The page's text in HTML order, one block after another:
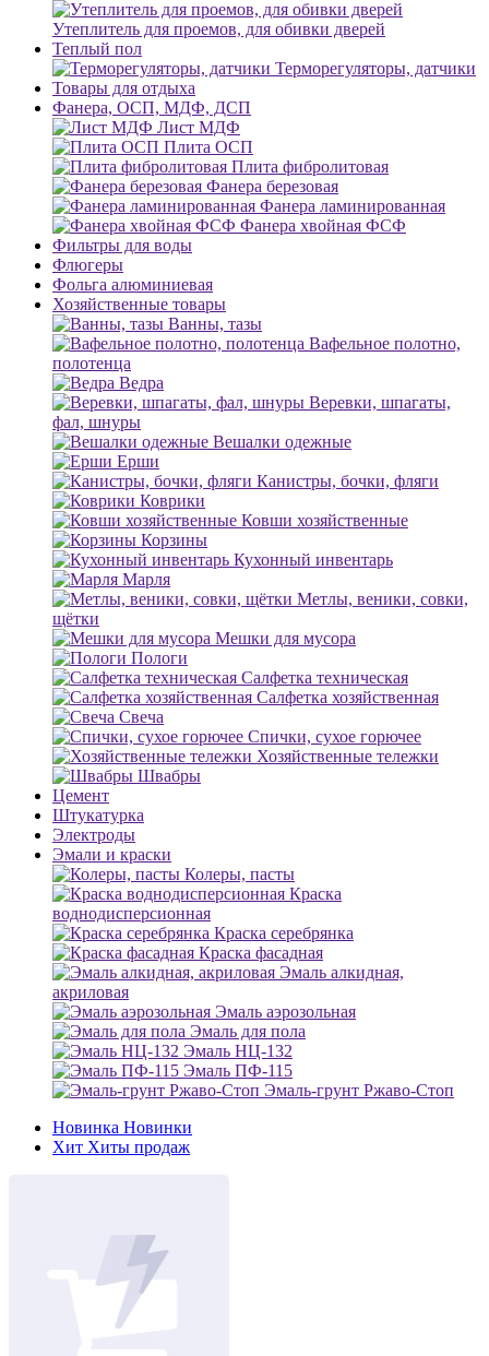
Утеплитель для проемов, для обивки дверей
Теплый пол
Терморегуляторы, датчики
Товары для отдыха
Фанера, ОСП, МДФ, ДСП
Лист МДФ
Плита ОСП
Плита фибролитовая
Фанера березовая
Фанера ламинированная
Фанера хвойная ФСФ
Фильтры для воды
Флюгеры
Фольга алюминиевая
Хозяйственные товары
Ванны, тазы
Вафельное полотно,
полотенца
Ведра
Веревки, шпагаты,
фал, шнуры
Вешалки одежные
Ерши
Канистры, бочки, фляги
Коврики
Ковши хозяйственные
Корзины
Кухонный инвентарь
Марля
Метлы, веники, совки,
щётки
Мешки для мусора
Пологи
Салфетка техническая
Салфетка хозяйственная
Свеча
Спички, сухое горючее
Хозяйственные тележки
Швабры
Цемент
Штукатурка
Электроды
Эмали и краски
Колеры, пасты
Краска
воднодисперсионная
Краска серебрянка
Краска фасадная
Эмаль алкидная,
акриловая
Эмаль аэрозольная
Эмаль для пола
Эмаль НЦ-132
Эмаль ПФ-115
Эмаль-грунт Ржаво-Стоп
Новинка Новинки
Хит Хиты продаж